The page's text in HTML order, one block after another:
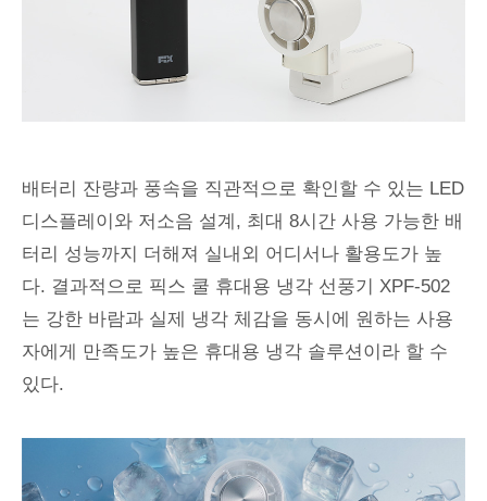
배터리 잔량과 풍속을 직관적으로 확인할 수 있는 LED
디스플레이와 저소음 설계, 최대 8시간 사용 가능한 배
터리 성능까지 더해져 실내외 어디서나 활용도가 높
다. 결과적으로 픽스 쿨 휴대용 냉각 선풍기 XPF-502
는 강한 바람과 실제 냉각 체감을 동시에 원하는 사용
자에게 만족도가 높은 휴대용 냉각 솔루션이라 할 수
있다.